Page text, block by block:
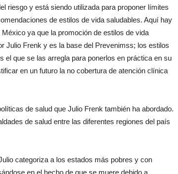
riesgo y está siendo utilizada para proponer límites
de estilos de vida saludables. Aquí hay
ya que la promoción de estilos de vida
Julio Frenk y es la base del Prevenimss; los estilos
el que se las arregla para ponerlos en práctica en su
en un futuro la no cobertura de atención clínica
de salud que Julio Frenk también ha abordado.
de salud entre las diferentes regiones del país
categoriza a los estados más pobres y con
en el hecho de que se muere debido a